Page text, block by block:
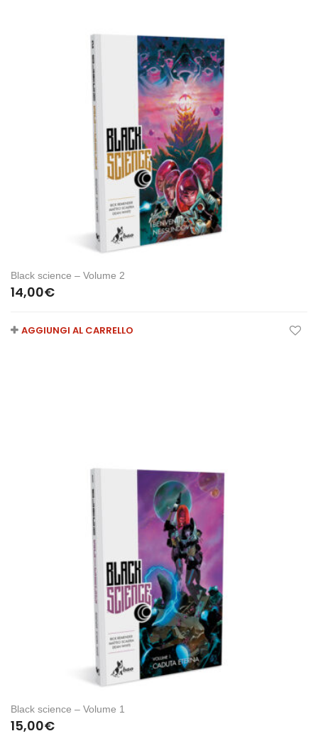
Black science – Volume 2
14,00€
AGGIUNGI AL CARRELLO
Black science – Volume 1
15,00€